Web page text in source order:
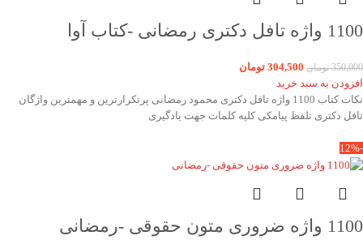
1100 واژه تافل دکتری رمضانی -کتاب آوا
350,000 تومان 304,500 تومان
افزودن به سبد خرید
نکات کتاب 1100 واژه تافل دکتری محمود رمضانی پرتکرارترین و مهمترین واژگان
تافل دکتری تلفظ پیامکی کلیه کلمات جهت یادگیری
-12%
1100 واژه ضروری متون حقوقی -رمضانی